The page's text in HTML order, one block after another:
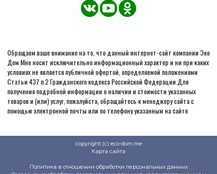
Обращаем ваше внимание на то, что данный интернет-сайт компании Эко
Дом Мне носит исключительно информационный характер и ни при каких
условиях не является публичной офертой, определяемой положениями
Статьи 437 п.2 Гражданского кодекса Российской Федерации.Для
получения подробной информации о наличии и стоимости указанных
товаров и (или) услуг, пожалуйста, обращайтесь к менеджеру сайта с
помощью электронной почты или по телефону указанным на сайте
copyright (c) eco-dom.me
Карта сайта
Политика в отношении обработки персональных данных